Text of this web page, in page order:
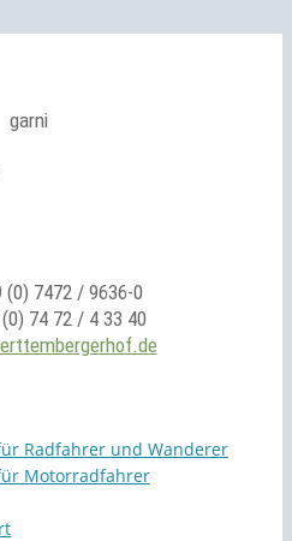
garni
(0) 7472 / 9636-0
74 72 / 4 33 40
Radfahrer und Wanderer
Motorradfahrer